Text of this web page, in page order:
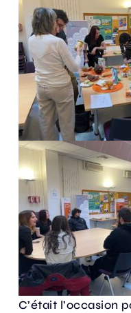
C’était l’occasion